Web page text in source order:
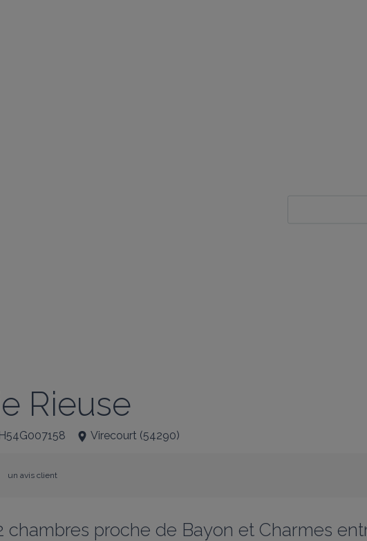
Rieuse
Virecourt (54290)
un avis client
chambres proche de Bayon et Charmes